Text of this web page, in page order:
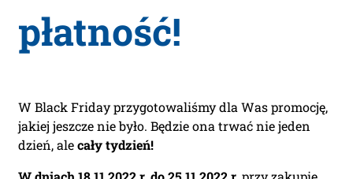
płatność!
W Black Friday przygotowaliśmy dla Was promocję,
jakiej jeszcze nie było. Będzie ona trwać nie jeden
dzień, alecały tydzień!